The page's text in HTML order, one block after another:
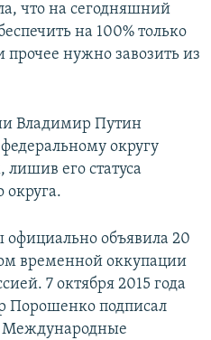
что на сегодняшний
на 100% только
нужно завозить из
Владимир Путин
округу
его статуса
округа.
объявила 20
временной оккупации
7 октября 2015 года
Порошенко подписал
Международные